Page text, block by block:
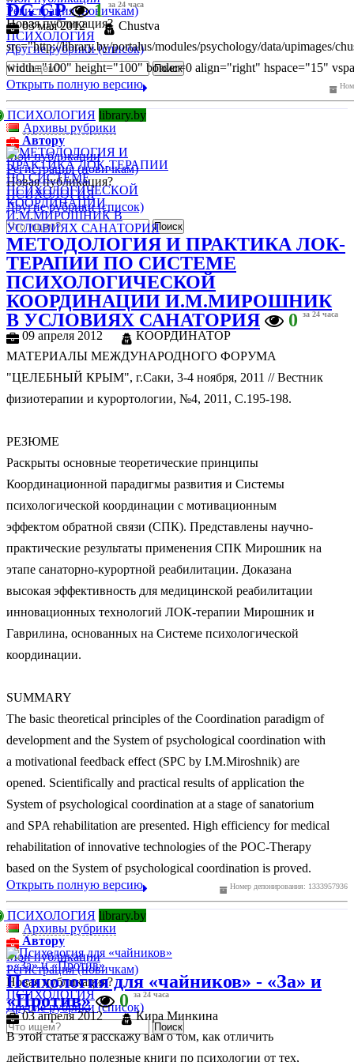
Регистрация (новичкам)
Новая публикация?
ПСИХОЛОГИЯ
Другие рубрики (список)
DG GP 1 за 24 часа
03 мая 2012
Chustva
src="http://library.by/portalus/modules/psychology/data/upimages/
width="100" height="100" border=0 align="right" hspace="15"
Открыть полную версию
ПСИХОЛОГИЯ library.by
Архивы рубрики
Автору
Мои публикации
Регистрация (новичкам)
Новая публикация?
ПСИХОЛОГИЯ
Другие рубрики (список)
МЕТОДОЛОГИЯ И ПРАКТИКА ЛОК-
ТЕРАПИИ ПО СИСТЕМЕ
ПСИХОЛОГИЧЕСКОЙ
КООРДИНАЦИИ И.М.МИРОШНИК
В УСЛОВИЯХ САНАТОРИЯ
0 за 24 часа
09 апреля 2012
КООРДИНАТОР
МАТЕРИАЛЫ МЕЖДУНАРОДНОГО ФОРУМА
"ЦЕЛЕБНЫЙ КРЫМ", г.Саки, 3-4 ноября, 2011 // Вестник
физиотерапии и курортологии, №4, 2011, С.195-198.
РЕЗЮМЕ
Раскрыты основные теоретические принципы
Координационной парадигмы развития и Системы
психологической координации с мотивационным
эффектом обратной связи (СПК). Представлены научно-
практические результаты применения СПК Мирошник на
этапе санаторно-курортной реабилитации. Доказана
высокая эффективность для медицинской реабилитации
инновационных технологий ЛОК-терапии Мирошник и
Гаврилина, основанных на Системе психологической
координации.
SUMMARY
The basic theoretical principles of the Coordination paradigm of
development and the System of psychological coordination with
a motivational feedback effect (SPC by I.M.Miroshnik) are
opened. Scientifically and practical results of application the
System of psychological coordination at a stage of sanatorium
and SPA rehabilitation are presented. High efficiency for medical
rehabilitation of innovative technologies of the POC-Therapy
based on the System of psychological coordination is proved.
Номер депонирования: 1333957936
Открыть полную версию
ПСИХОЛОГИЯ library.by
Архивы рубрики
Автору
Мои публикации
Регистрация (новичкам)
Новая публикация?
ПСИХОЛОГИЯ
Другие рубрики (список)
Психология для «чайников» - «За» и
«Против»
0 за 24 часа
03 апреля 2012
Кира Минкина
В этой статье я расскажу вам о том, как отличить
действительно полезные книги по психологии от тех,